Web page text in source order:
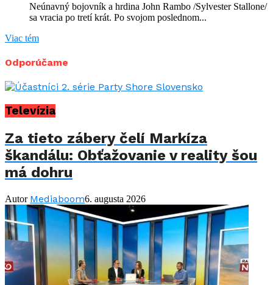
Neúnavný bojovník a hrdina John Rambo /Sylvester Stallone/
sa vracia po tretí krát. Po svojom poslednom...
Viac tém
Odporúčame
Televízia
Za tieto zábery čelí Markíza
škandálu: Obťažovanie v reality šou
má dohru
Autor Mediaboom6. augusta 2026